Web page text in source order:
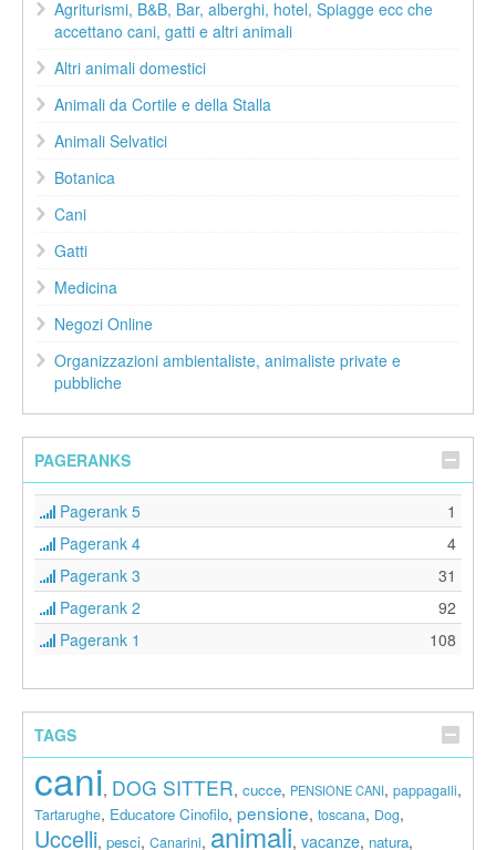
Agriturismi, B&B, Bar, alberghi, hotel, Spiagge ecc che
accettano cani, gatti e altri animali
Altri animali domestici
Animali da Cortile e della Stalla
Animali Selvatici
Botanica
Cani
Gatti
Medicina
Negozi Online
Organizzazioni ambientaliste, animaliste private e
pubbliche
PAGERANKS
Pagerank 5
1
Pagerank 4
4
Pagerank 3
31
Pagerank 2
92
Pagerank 1
108
TAGS
cani, DOG SITTER, cucce, PENSIONE CANI, pappagalli,
Tartarughe, Educatore Cinofilo, pensione, toscana, Dog,
Uccelli, pesci, Canarini, animali, vacanze, natura,